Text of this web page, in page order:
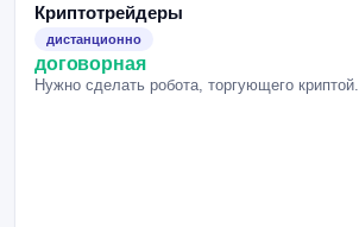
Криптотрейдеры
дистанционно
договорная
Нужно сделать робота, торгующего криптой.